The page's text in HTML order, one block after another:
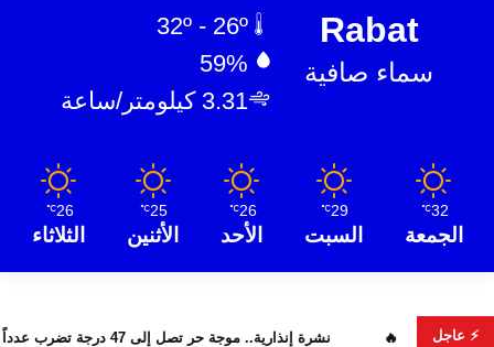
Rabat
سماء صافية
59%
3.31 كيلومتر/ساعة
32
℃
الجمعة
29
℃
السبت
26
℃
الأحد
25
℃
الأثنين
26
℃
الثلاثاء
⚡ عاجل
واستمرار البحث عن هويات الضحايا نشرة إنذارية.. موجة حر تصل إلى 47 درجة تضرب عدداً من أقاليم